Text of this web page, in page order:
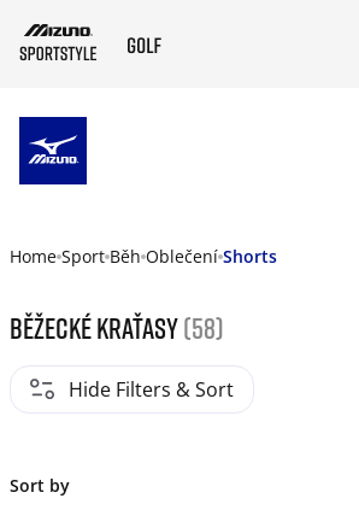
Home Sport Běh Oblečení Shorts
Běžecké kraťasy(58)
Hide Filters & Sort
Sort by